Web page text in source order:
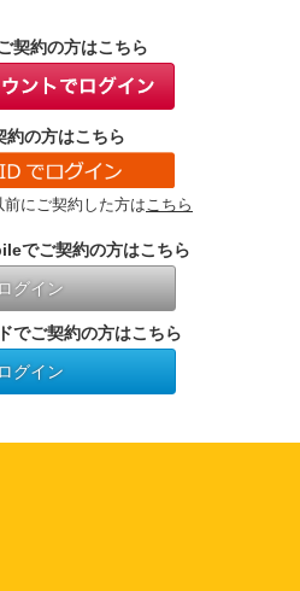
契約の方はこちら
約の方はこちら
にご契約した方は こちら
でご契約の方はこちら
グイン
でご契約の方はこちら
ログイン